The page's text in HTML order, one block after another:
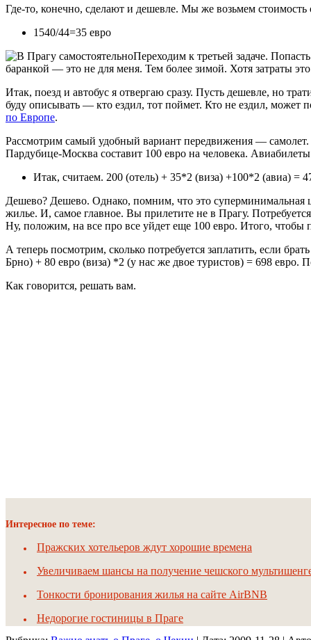
Где-то, конечно, сделают и дешевле. Мы же возьмем
1540/44=35 евро
Переходим к третьей задаче.
баранкой — это не для меня. Тем более зимой. Хотя затраты
Итак, поезд и автобус я отвергаю сразу. Пусть дешевле, но
буду описывать — кто ездил, тот поймет. Кто не ездил,
по Европе.
Рассмотрим самый удобный вариант передвижения — самолет.
Пардубице-Москва составит 100 евро на человека.
Итак, считаем. 200 (отель) + 35*2 (виза) +100*2 (авиа) =
Дешево? Дешево. Однако, помним, что это суперминимальная
жилье. И, самое главное. Вы прилетите не в Прагу.
Ну, положим, на все про все уйдет еще 100 евро. Итого, чтобы
А теперь посмотрим, сколько потребуется заплатить, если
Брно) + 80 евро (виза) *2 (у нас же двое туристов) = 698 евро.
Как говорится, решать вам.
Интересное по теме:
Пражских хотельеров ждут хорошие времена
Увеличиваем шансы на получение чешского
Тонкости бронирования жилья на сайте AirBNB
Недорогие гостиницы в Праге